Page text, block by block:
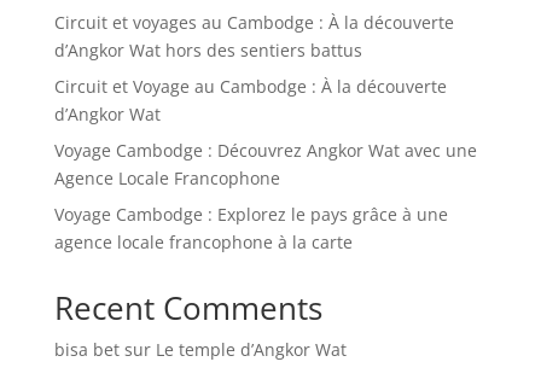
Circuit et voyages au Cambodge : À la découverte
d’Angkor Wat hors des sentiers battus
Circuit et Voyage au Cambodge : À la découverte
d’Angkor Wat
Voyage Cambodge : Découvrez Angkor Wat avec une
Agence Locale Francophone
Voyage Cambodge : Explorez le pays grâce à une
agence locale francophone à la carte
Recent Comments
bisa betsur Le temple d’Angkor Wat